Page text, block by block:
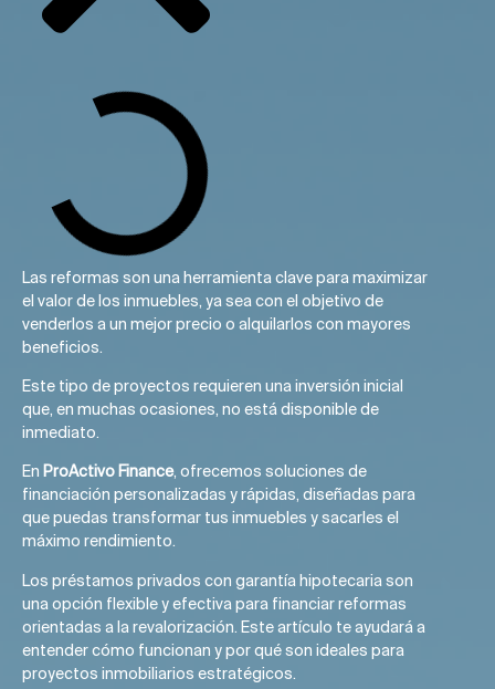
Las reformas son una herramienta clave para maximizar
el valor de los inmuebles, ya sea con el objetivo de
venderlos a un mejor precio o alquilarlos con mayores
beneficios.
Este tipo de proyectos requieren una inversión inicial
que, en muchas ocasiones, no está disponible de
inmediato.
En ProActivo Finance, ofrecemos soluciones de
financiación personalizadas y rápidas, diseñadas para
que puedas transformar tus inmuebles y sacarles el
máximo rendimiento.
Los préstamos privados con garantía hipotecaria son
una opción flexible y efectiva para financiar reformas
orientadas a la revalorización. Este artículo te ayudará a
entender cómo funcionan y por qué son ideales para
proyectos inmobiliarios estratégicos.